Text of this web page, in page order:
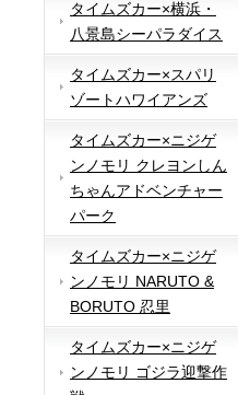
タイムズカー×横浜・
八景島シーパラダイス
タイムズカー×スパリ
ゾートハワイアンズ
タイムズカー×ニジゲ
ンノモリ クレヨンしん
ちゃんアドベンチャー
パーク
タイムズカー×ニジゲ
ンノモリ NARUTO &
BORUTO 忍里
タイムズカー×ニジゲ
ンノモリ ゴジラ迎撃作